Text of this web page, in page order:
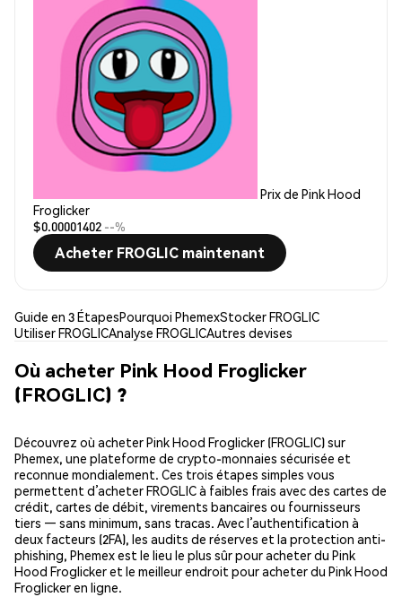
Prix de Pink Hood
Froglicker
$0.00001402 --%
Acheter FROGLIC maintenant
Guide en 3 ÉtapesPourquoi PhemexStocker FROGLIC
Utiliser FROGLICAnalyse FROGLICAutres devises
Où acheter Pink Hood Froglicker
(FROGLIC) ?
Découvrez où acheter Pink Hood Froglicker (FROGLIC) sur
Phemex, une plateforme de crypto-monnaies sécurisée et
reconnue mondialement. Ces trois étapes simples vous
permettent d’acheter FROGLIC à faibles frais avec des cartes de
crédit, cartes de débit, virements bancaires ou fournisseurs
tiers — sans minimum, sans tracas. Avec l’authentification à
deux facteurs (2FA), les audits de réserves et la protection anti-
phishing, Phemex est le lieu le plus sûr pour acheter du Pink
Hood Froglicker et le meilleur endroit pour acheter du Pink Hood
Froglicker en ligne.